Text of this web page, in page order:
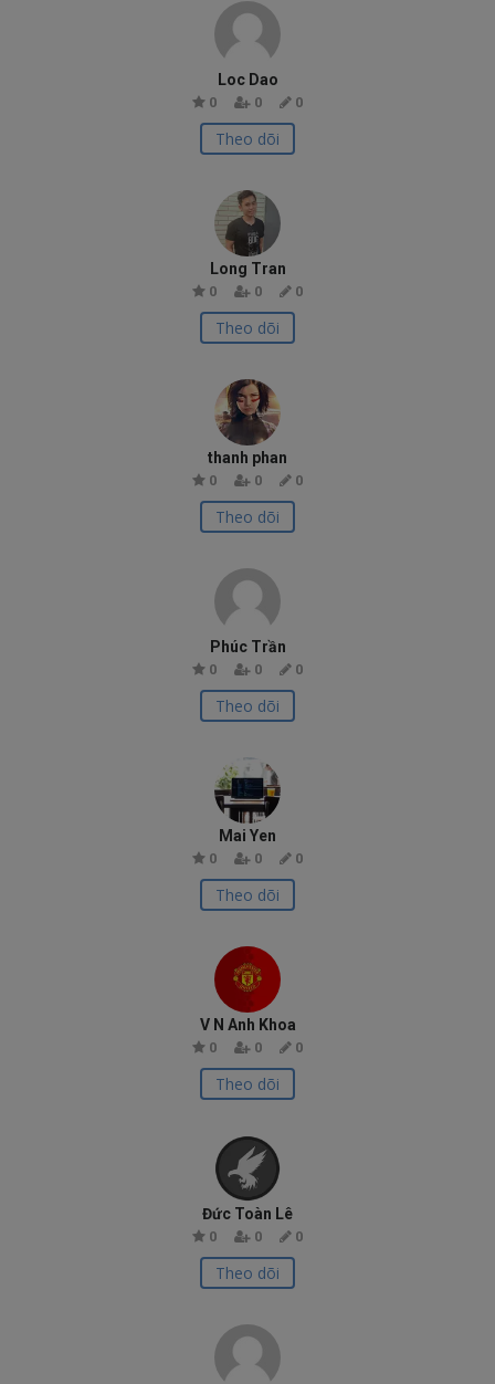
Loc Dao
0 0 0
Theo dõi
Long Tran
0 0 0
Theo dõi
thanh phan
0 0 0
Theo dõi
Phúc Trần
0 0 0
Theo dõi
Mai Yen
0 0 0
Theo dõi
V N Anh Khoa
0 0 0
Theo dõi
Đức Toàn Lê
0 0 0
Theo dõi